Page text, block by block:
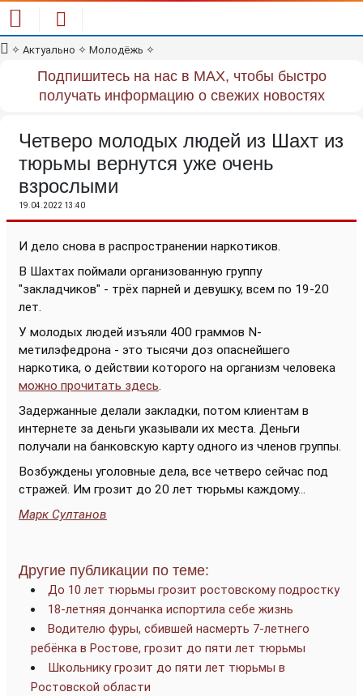
✧ Актуально ✧ Молодёжь ✧
Подпишитесь на нас в MAX, чтобы быстро
получать информацию о свежих новостях
Четверо молодых людей из Шахт из
тюрьмы вернутся уже очень
взрослыми
19.04.2022 13:40
И дело снова в распространении наркотиков.
В Шахтах поймали организованную группу
"закладчиков" - трёх парней и девушку, всем по 19-20
лет.
У молодых людей изъяли 400 граммов N-
метилэфедрона - это тысячи доз опаснейшего
наркотика, о действии которого на организм человека
можно прочитать здесь.
Задержанные делали закладки, потом клиентам в
интернете за деньги указывали их места. Деньги
получали на банковскую карту одного из членов группы.
Возбуждены уголовные дела, все четверо сейчас под
стражей. Им грозит до 20 лет тюрьмы каждому...
Марк Султанов
Другие публикации по теме:
До 10 лет тюрьмы грозит ростовскому подростку
18-летняя дончанка испортила себе жизнь
Водителю фуры, сбившей насмерть 7-летнего
ребёнка в Ростове, грозит до пяти лет тюрьмы
Школьнику грозит до пяти лет тюрьмы в
Ростовской области